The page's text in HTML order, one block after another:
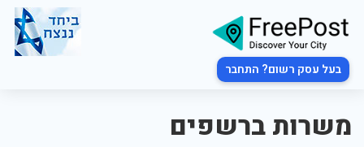
בעל עסק רשום? התחבר
משרות ברשפים